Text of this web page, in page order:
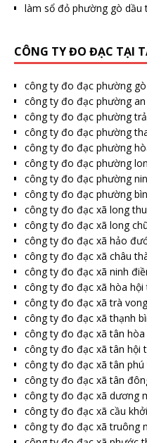
làm sổ đỏ phường gò dầu
CÔNG TY ĐO ĐẠC TẠI
công ty đo đạc phường
công ty đo đạc phường
công ty đo đạc phường
công ty đo đạc phường
công ty đo đạc phường
công ty đo đạc phường
công ty đo đạc phường
công ty đo đạc phường
công ty đo đạc xã long
công ty đo đạc xã long
công ty đo đạc xã hảo
công ty đo đạc xã châu
công ty đo đạc xã ninh
công ty đo đạc xã hòa hội
công ty đo đạc xã trà
công ty đo đạc xã thạnh
công ty đo đạc xã tân
công ty đo đạc xã tân hội
công ty đo đạc xã tân
công ty đo đạc xã tân
công ty đo đạc xã dương
công ty đo đạc xã cầu
công ty đo đạc xã truông